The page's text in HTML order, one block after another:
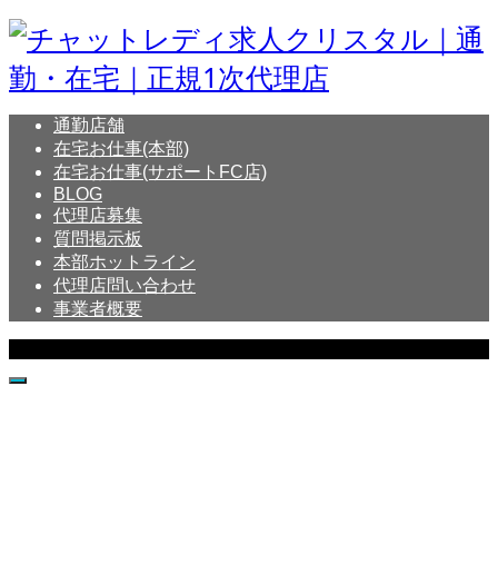
通勤店舗
在宅お仕事(本部)
在宅お仕事(サポートFC店)
BLOG
代理店募集
質問掲示板
本部ホットライン
代理店問い合わせ
事業者概要